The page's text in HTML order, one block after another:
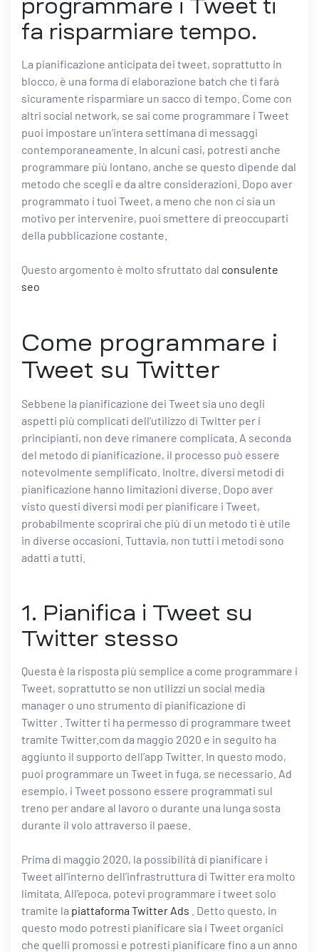
programmare i Tweet ti
fa risparmiare tempo.
La pianificazione anticipata dei tweet, soprattutto in
blocco, è una forma di elaborazione batch che ti farà
sicuramente risparmiare un sacco di tempo. Come con
altri social network, se sai come programmare i Tweet
puoi impostare un’intera settimana di messaggi
contemporaneamente. In alcuni casi, potresti anche
programmare più lontano, anche se questo dipende dal
metodo che scegli e da altre considerazioni. Dopo aver
programmato i tuoi Tweet, a meno che non ci sia un
motivo per intervenire, puoi smettere di preoccuparti
della pubblicazione costante.
Questo argomento è molto sfruttato dal consulente
seo
Come programmare i
Tweet su Twitter
Sebbene la pianificazione dei Tweet sia uno degli
aspetti più complicati dell’utilizzo di Twitter per i
principianti, non deve rimanere complicata. A seconda
del metodo di pianificazione, il processo può essere
notevolmente semplificato. Inoltre, diversi metodi di
pianificazione hanno limitazioni diverse. Dopo aver
visto questi diversi modi per pianificare i Tweet,
probabilmente scoprirai che più di un metodo ti è utile
in diverse occasioni. Tuttavia, non tutti i metodi sono
adatti a tutti.
1. Pianifica i Tweet su
Twitter stesso
Questa è la risposta più semplice a come programmare i
Tweet, soprattutto se non utilizzi un social media
manager o uno strumento di pianificazione di
Twitter . Twitter ti ha permesso di programmare tweet
tramite Twitter.com da maggio 2020 e in seguito ha
aggiunto il supporto dell’app Twitter. In questo modo,
puoi programmare un Tweet in fuga, se necessario. Ad
esempio, i Tweet possono essere programmati sul
treno per andare al lavoro o durante una lunga sosta
durante il volo attraverso il paese.
Prima di maggio 2020, la possibilità di pianificare i
Tweet all’interno dell’infrastruttura di Twitter era molto
limitata. All’epoca, potevi programmare i tweet solo
tramite la piattaforma Twitter Ads . Detto questo, in
questo modo potresti pianificare sia i Tweet organici
che quelli promossi e potresti pianificare fino a un anno